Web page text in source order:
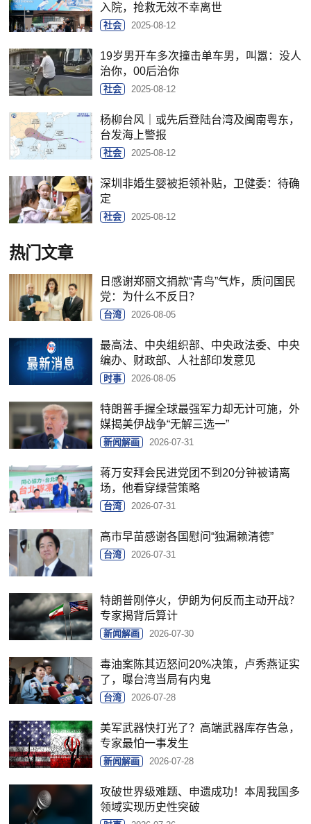
入院，抢救无效不幸离世
社会 2025-08-12
19岁男开车多次撞击单车男，叫嚣：没人
治你，00后治你
社会 2025-08-12
杨柳台风｜或先后登陆台湾及闽南粤东，
台发海上警报
社会 2025-08-12
深圳非婚生婴被拒领补贴，卫健委：待确
定
社会 2025-08-12
热门文章
日感谢郑丽文捐款“青鸟”气炸，质问国民
党：为什么不反日？
台湾 2026-08-05
最高法、中央组织部、中央政法委、中央
编办、财政部、人社部印发意见
时事 2026-08-05
特朗普手握全球最强军力却无计可施，外
媒揭美伊战争“无解三选一”
新闻解画 2026-07-31
蒋万安拜会民进党团不到20分钟被请离
场，他看穿绿营策略
台湾 2026-07-31
高市早苗感谢各国慰问“独漏赖清德”
台湾 2026-07-31
特朗普刚停火，伊朗为何反而主动开战？
专家揭背后算计
新闻解画 2026-07-30
毒油案陈其迈怒问20%决策，卢秀燕证实
了，曝台湾当局有内鬼
台湾 2026-07-28
美军武器快打光了？高端武器库存告急，
专家最怕一事发生
新闻解画 2026-07-28
攻破世界级难题、申遗成功！本周我国多
领域实现历史性突破